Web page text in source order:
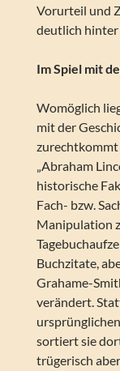
Vorurteil und
deutlich hinter
Im Spiel mit
Womöglich
mit der
„Abraham
historische
Fach- bzw.
Manipulation
Buchzitate,
Grahame-
verändert.
sortiert sie
trügerisch